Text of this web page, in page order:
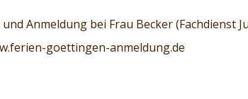
Anmeldung bei Frau Becker (Fachdienst
goettingen-anmeldung.de